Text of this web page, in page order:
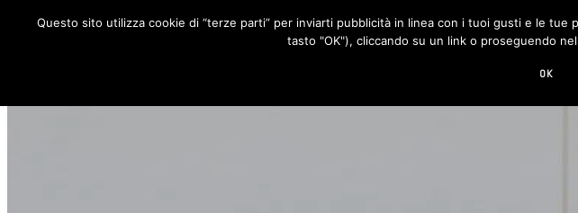
RUBRICHE DESIGN LIVING
Questo sito utilizza cookie di “terze parti” per inviarti pubblicità in linea con i tuoi gusti e le
tasto "OK"), cliccando su un link o proseguendo
OK